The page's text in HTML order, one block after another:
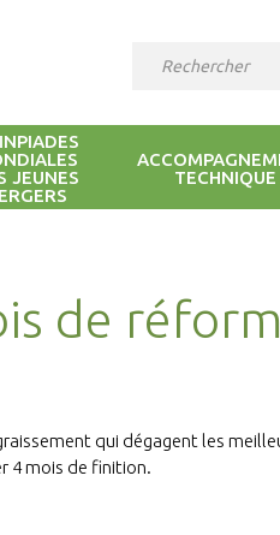
JEUNES
TECHNIQUE
de
qui dégagent les
4 mois de finition.